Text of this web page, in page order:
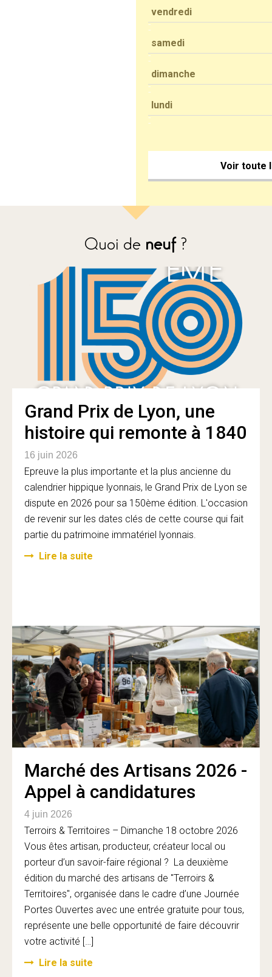
vendredi
samedi
dimanche
lundi
Voir toute
Quoi de neuf?
Grand Prix de Lyon, une
histoire qui remonte à 1840
16 juin 2026
Epreuve la plus importante et la plus ancienne du
calendrier hippique lyonnais, le Grand Prix de Lyon se
dispute en 2026 pour sa 150ème édition. L'occasion
de revenir sur les dates clés de cette course qui fait
partie du patrimoine immatériel lyonnais.
Lire la suite
Marché des Artisans 2026 -
Appel à candidatures
4 juin 2026
Terroirs & Territoires – Dimanche 18 octobre 2026
Vous êtes artisan, producteur, créateur local ou
porteur d’un savoir-faire régional ? La deuxième
édition du marché des artisans de "Terroirs &
Territoires", organisée dans le cadre d’une Journée
Portes Ouvertes avec une entrée gratuite pour tous,
représente une belle opportunité de faire découvrir
votre activité […]
Lire la suite